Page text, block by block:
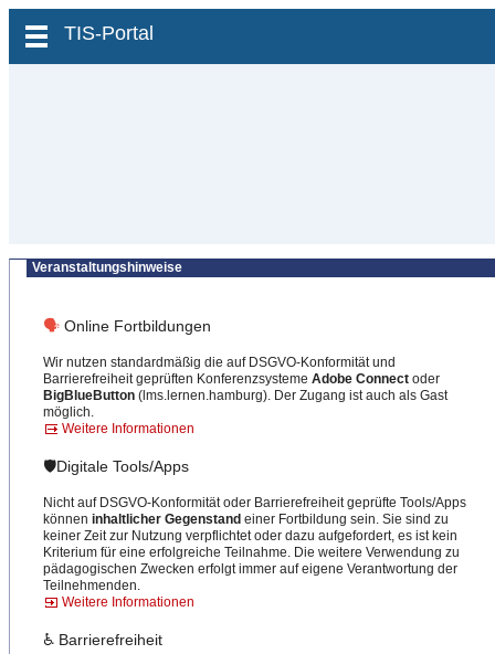
zum Inhalt wechseln
TIS-Portal
Veranstaltungshinweise
🗣 Online Fortbildungen
Wir nutzen standardmäßig die auf DSGVO-Konformität und
Barrierefreiheit geprüften Konferenzsysteme Adobe Connect oder
BigBlueButton (lms.lernen.hamburg). Der Zugang ist auch als Gast
möglich.
Weitere Informationen
🛡️Digitale Tools/Apps
Nicht auf DSGVO-Konformität oder Barrierefreiheit geprüfte Tools/Apps
können inhaltlicher Gegenstand einer Fortbildung sein. Sie sind zu
keiner Zeit zur Nutzung verpflichtet oder dazu aufgefordert, es ist kein
Kriterium für eine erfolgreiche Teilnahme. Die weitere Verwendung zu
pädagogischen Zwecken erfolgt immer auf eigene Verantwortung der
Teilnehmenden.
Weitere Informationen
♿ Barrierefreiheit